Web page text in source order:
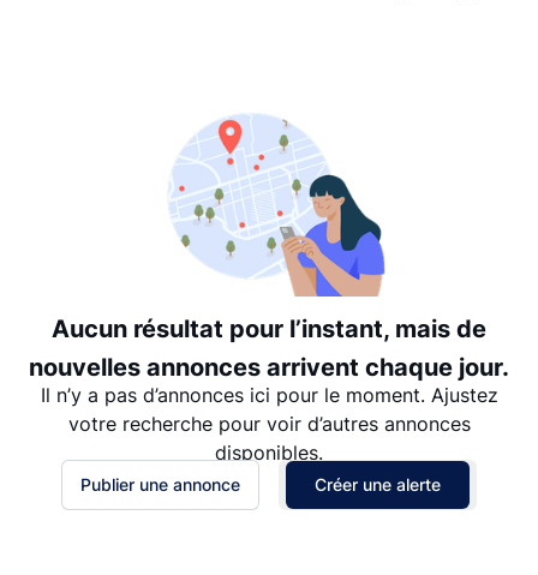
Date: les plus anciens d’abord
Aucun résultat pour l’instant, mais de
nouvelles annonces arrivent chaque jour.
Il n’y a pas d’annonces ici pour le moment. Ajustez
votre recherche pour voir d’autres annonces
disponibles.
Publier une annonce Créer une alerte